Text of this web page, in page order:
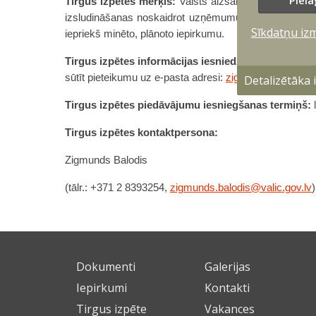
izsludināšanas noskaidrot uzņēmumu spējas
iepriekš minēto, plānoto iepirkumu.
Tirgus izpētes informācijas iesniedzējam
sūtīt pieteikumu uz e-pasta adresi:
Tirgus izpētes piedāvājumu iesniegšanas termiņš:
Tirgus izpētes kontaktpersona:
Zigmunds Balodis
(tālr.: +371 2 8393254, zigmunds.balodis@valic.gov.lv
Dokumenti
Galerijas
Iepirkumi
Kontakti
Tirgus izpēte
Vakances
Sīkdatņu
Detalizētāka